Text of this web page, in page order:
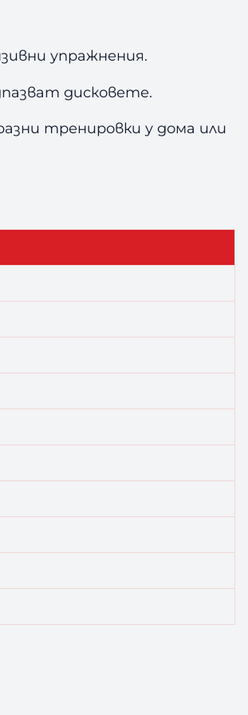
упражнения.
дисковете.
тренировки у дома или